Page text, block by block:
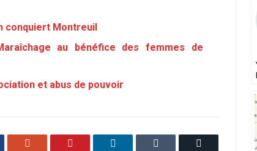
conquiert Montreuil
au bénéfice des femmes de
et abus de pouvoir